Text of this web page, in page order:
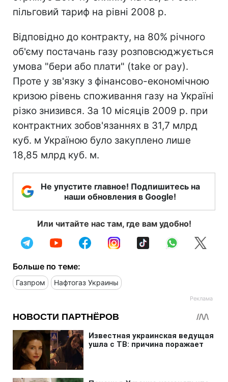
пільговий тариф на рівні 2008 р.
Відповідно до контракту, на 80% річного
об'єму постачань газу розповсюджується
умова "бери або плати" (take or pay).
Проте у зв'язку з фінансово-економічною
кризою рівень споживання газу на Україні
різко знизився. За 10 місяців 2009 р. при
контрактних зобов'язаннях в 31,7 млрд
куб. м Україною було закуплено лише
18,85 млрд куб. м.
Не упустите главное! Подпишитесь на
наши обновления в Google!
Или читайте нас там, где вам удобно!
Больше по теме:
Газпром Нафтогаз Украины